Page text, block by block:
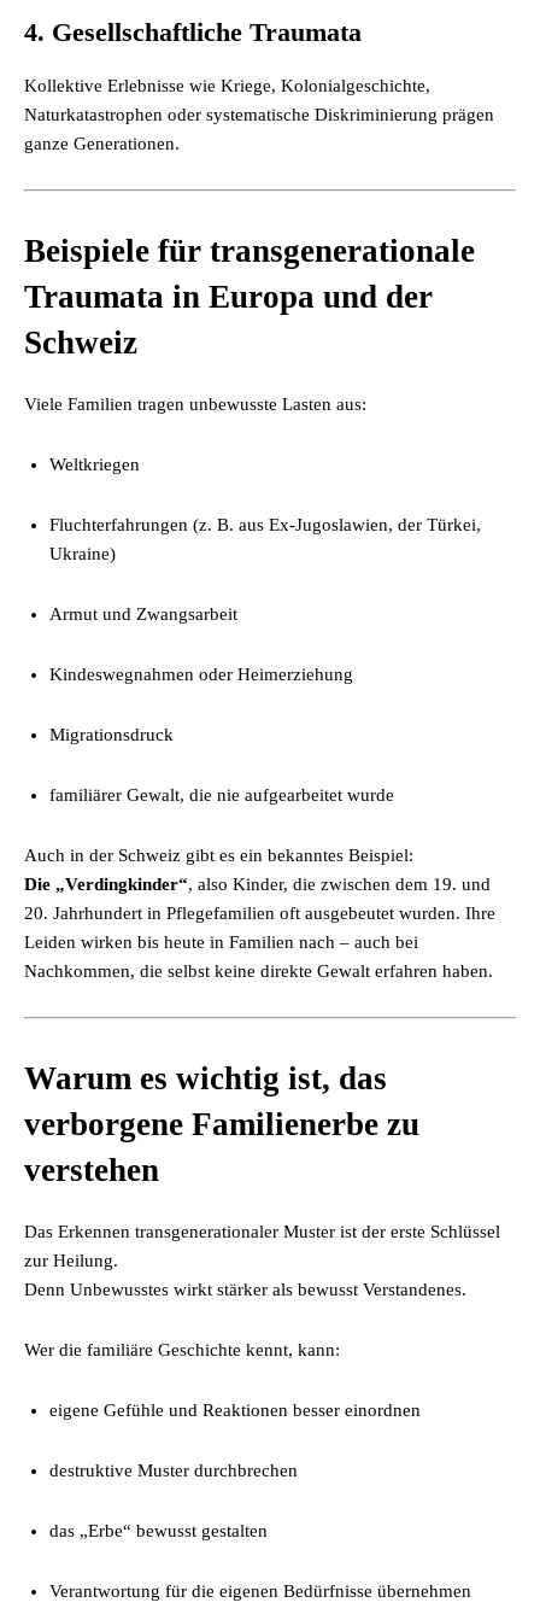
4. Gesellschaftliche Traumata
Kollektive Erlebnisse wie Kriege, Kolonialgeschichte,
Naturkatastrophen oder systematische Diskriminierung prägen
ganze Generationen.
Beispiele für transgenerationale
Traumata in Europa und der
Schweiz
Viele Familien tragen unbewusste Lasten aus:
Weltkriegen
Fluchterfahrungen (z. B. aus Ex-Jugoslawien, der Türkei,
Ukraine)
Armut und Zwangsarbeit
Kindeswegnahmen oder Heimerziehung
Migrationsdruck
familiärer Gewalt, die nie aufgearbeitet wurde
Auch in der Schweiz gibt es ein bekanntes Beispiel:
Die „Verdingkinder“, also Kinder, die zwischen dem 19. und
20. Jahrhundert in Pflegefamilien oft ausgebeutet wurden. Ihre
Leiden wirken bis heute in Familien nach – auch bei
Nachkommen, die selbst keine direkte Gewalt erfahren haben.
Warum es wichtig ist, das
verborgene Familienerbe zu
verstehen
Das Erkennen transgenerationaler Muster ist der erste Schlüssel
zur Heilung.
Denn Unbewusstes wirkt stärker als bewusst Verstandenes.
Wer die familiäre Geschichte kennt, kann:
eigene Gefühle und Reaktionen besser einordnen
destruktive Muster durchbrechen
das „Erbe“ bewusst gestalten
Verantwortung für die eigenen Bedürfnisse übernehmen